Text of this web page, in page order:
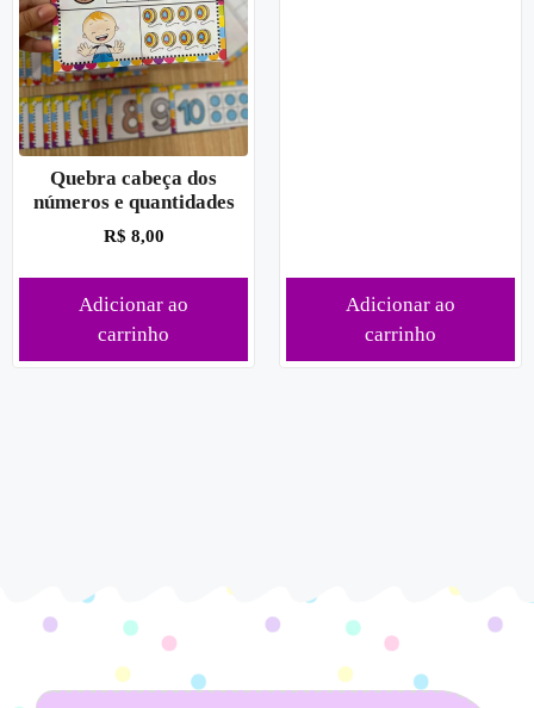
Quebra cabeça dos
números e quantidades
R$ 8,00
Adicionar ao
carrinho
Adicionar ao
carrinho